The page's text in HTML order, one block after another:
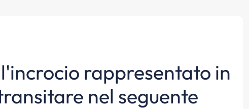
rappresentato in
nel seguente